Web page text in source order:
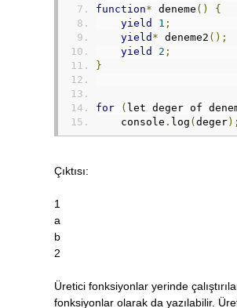
function* deneme ()
{
yield
1 ;
yield * deneme2 ();
yield
2 ;
}
for ( let deger of
console . log (deger);
Çıktısı:
1
a
b
2
Üretici fonksiyonlar yerinde
fonksiyonlar olarak da yazılabilir.